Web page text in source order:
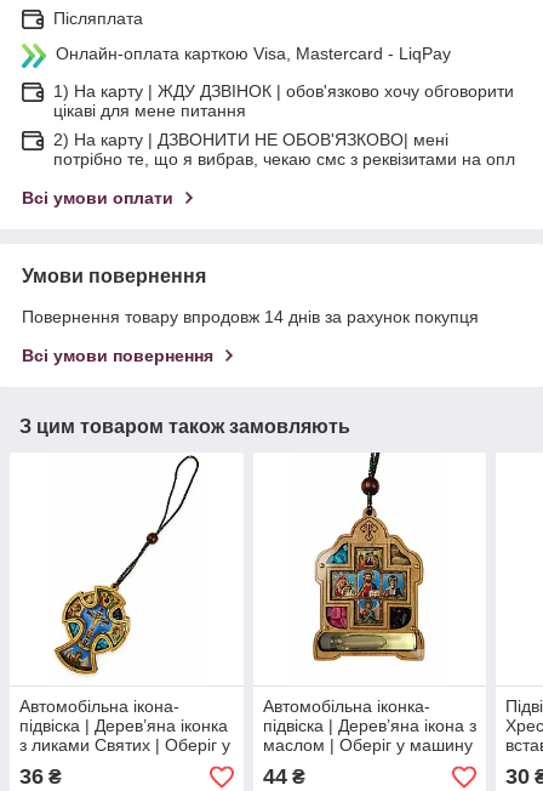
Післяплата
Онлайн-оплата карткою Visa, Mastercard - LiqPay
1) На карту | ЖДУ ДЗВІНОК | обов'язково хочу обговорити
цікаві для мене питання
2) На карту | ДЗВОНИТИ НЕ ОБОВ'ЯЗКОВО| мені
потрібно те, що я вибрав, чекаю смс з реквізитами на опл
Всі умови оплати
Умови повернення
Повернення товару впродовж 14 днів за рахунок покупця
Всі умови повернення
З цим товаром також замовляють
Автомобільна ікона-
підвіска | Дерев’яна іконка
з ликами Святих | Оберіг у
машину
36 ₴
Автомобільна іконка-
підвіска | Дерев’яна ікона з
маслом | Оберіг у машину
44₴ 30